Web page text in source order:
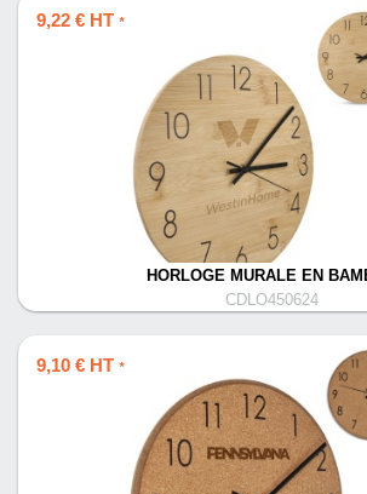
9,22 € HT *
HORLOGE MURALE EN
CDLO450624
9,10 € HT *